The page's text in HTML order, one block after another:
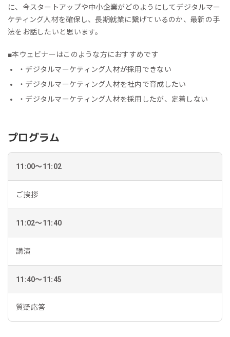
に、今スタートアップや中小企業がどのようにしてデジタルマー
ケティング人材を確保し、長期就業に繋げているのか、最新の手
法をお話したいと思います。
■本ウェビナーはこのような方におすすめです
・デジタルマーケティング人材が採用できない
・デジタルマーケティング人材を社内で育成したい
・デジタルマーケティング人材を採用したが、定着しない
プログラム
11:00～11:02
ご挨拶
11:02～11:40
講演
11:40～11:45
質疑応答